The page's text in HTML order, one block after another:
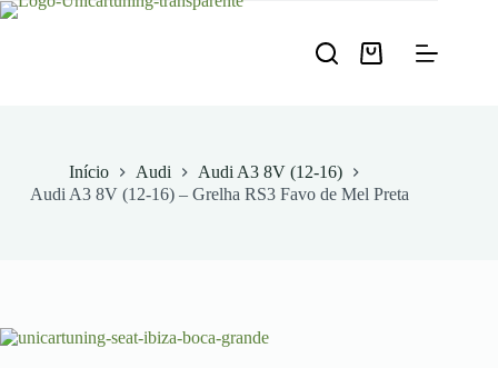
Pular
Carrinho
Início Audi
Audi A3 8V (12-16)
Audi A3 8V (12-16) – Grelha RS3 Favo de Mel Preta